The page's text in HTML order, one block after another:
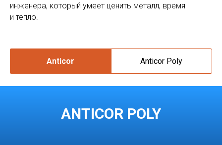
инженера, который умеет ценить металл, время
и тепло.
Anticor Anticor Poly
ANTICOR POLY